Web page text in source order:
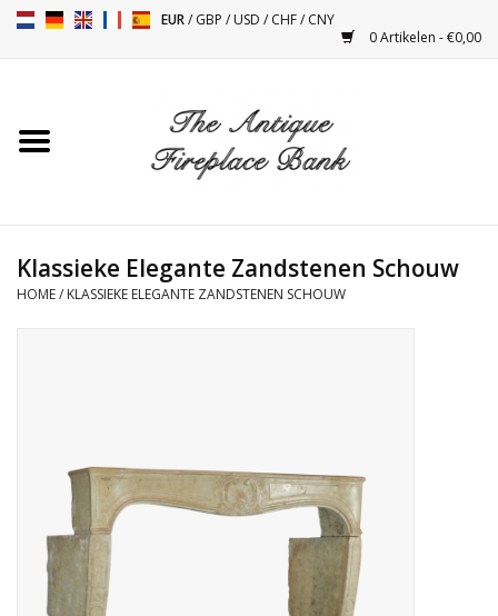
EUR/GBP /USD /CHF/CNY
0 Artikelen - €0,00
Toebehoren
Objecten
Decoratieve Outdoor
Objecten
Klassieke Elegante Zandstenen Schouw
HOME/ KLASSIEKE ELEGANTE ZANDSTENEN SCHOUW